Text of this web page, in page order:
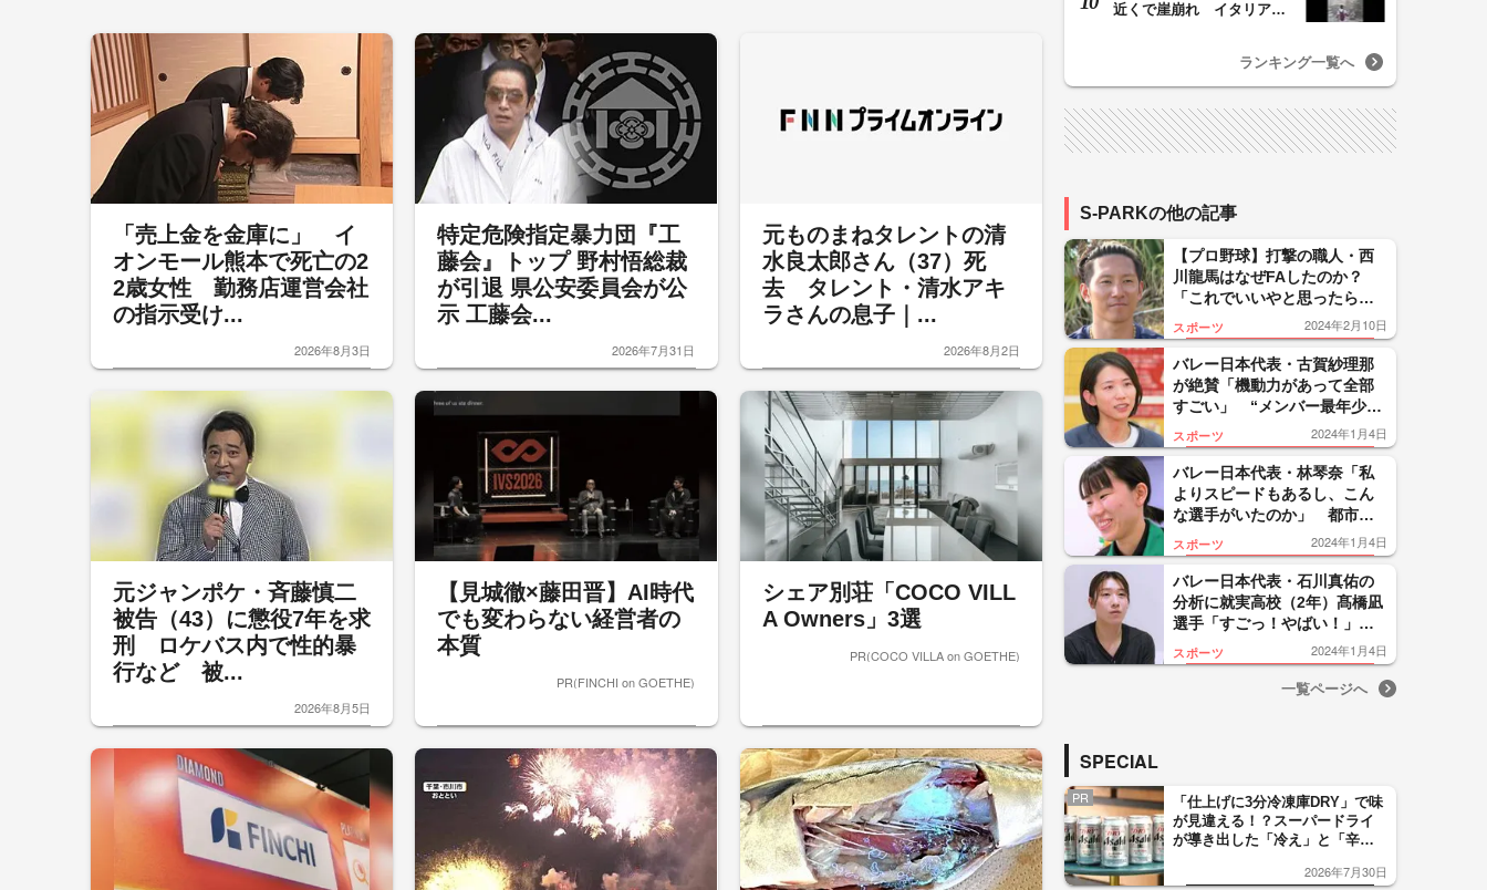
「売上金を金庫に」 イ
オンモール熊本で死亡の2
2歳女性 勤務店運営会社
の指示受け...
2026年8月3日
特定危険指定暴力団『工
藤会』トップ 野村悟総裁
が引退 県公安委員会が公
示 工藤会...
2026年7月31日
元ものまねタレントの清
水良太郎さん（37）死
去 タレント・清水アキ
ラさんの息子｜...
2026年8月2日
元ジャンポケ・斉藤慎二
被告（43）に懲役7年を求
刑 ロケバス内で性的暴
行など 被...
2026年8月5日
【見城徹×藤田晋】AI時代
でも変わらない経営者の
本質
PR(FINCHI on GOETHE)
シェア別荘「COCO VILL
A Owners」3選
PR(COCO VILLA on GOETHE)
近くで崖崩れ イタリア・
ランキング一覧へ
S-PARKの他の記事
【プロ野球】打撃の職人・西
川龍馬はなぜFAしたのか？
「これでいいやと思ったら止
まる」広島からオリックス移
籍の真意
スポーツ 2024年2月10日
バレー日本代表・古賀紗理那
が絶賛「機動力があって全部
すごい」 “メンバー最年少日
本代表”共栄学園（2年）秋本
美空選手【春高バレー2024・
NEXTヒロイン】
スポーツ 2024年1月4日
バレー日本代表・林琴奈「私
よりスピードもあるし、こん
な選手がいたのか」 都市大
塩尻（3年）北村萌恵選手【春
高バレー2024・NEXTヒロイ
ン】
スポーツ 2024年1月4日
バレー日本代表・石川真佑の
分析に就実高校（2年）髙橋凪
選手「すごっ！やばい！」
【春高バレー2024・NEXTヒ
ロイン】
スポーツ 2024年1月4日
一覧ページへ
SPECIAL
PR
「仕上げに3分冷凍庫DRY」で味
が見違える！？スーパードライ
が導き出した「冷え」と「辛
した「辛口カーブ」が飲み頃の
2026年7月30日